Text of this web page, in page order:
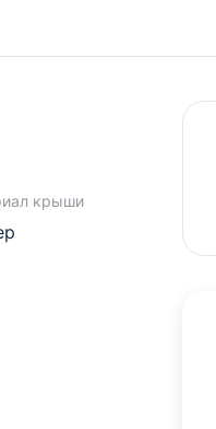
крыши